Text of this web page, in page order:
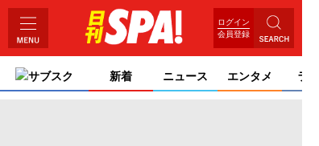
ログイン
会員登録
サブスク 新着 ニュース エンタメ ライ